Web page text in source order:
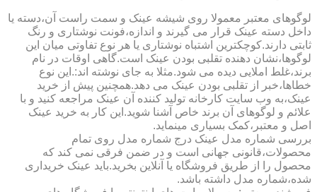
لوگوهای معتبر معمولا روی شیشه عینک و سمت راست آن،دسته یا
داخل دسته عینک قرار می گیرند و اندازه،فونت نوشتاری و رنگ
ثابتی دارند.کوچکترین اشتباه نوشتاری یا هر نوع تفاوتی میان این
لوگوها،نشان دهنده تقلبی بودن عینک است.گاهی اوقات در نام
برند،غلط املایی دیده می شود.مثلا به جای نوشته اند:.این نوع
خطاها،خبر از تقلبی بودن عینک می دهد.همچنین پیش از خرید
عینک،به وب سایت کارخانه تولید کننده آن عینک مراجعه کنید و با
علائم و لوگوهای آن برند خاص آشنا شوید.این کار به خرید عینک
اصل و معتبر،کمک بسیاری مینماید.
بررسی شماره مدل عینک درج شماره مدل روی تمام
محصولات،قانونی جهانی است و در ضمن فرقی نمی کند که
محصول را از طریق فروشگاه یا آنلاین بخرید.باید عینک خریداری
شده،شماره مدل داشته باشد.